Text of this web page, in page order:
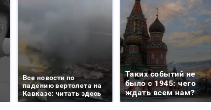
Все новости по
падению вертолета на
Кавказе: читать здесь
Таких событий не
было с 1945: чего
ждать всем нам?